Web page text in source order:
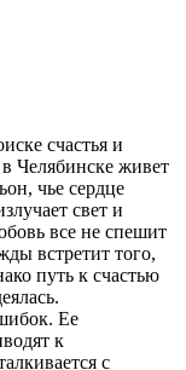
счастья и
Челябинске живет
чье сердце
свет и
все не спешит
встретит того,
путь к счастью
Ее
к
с